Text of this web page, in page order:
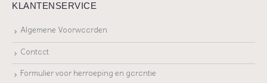
KLANTENSERVICE
Algemene Voorwaarden
Contact
Formulier voor herroeping en garantie